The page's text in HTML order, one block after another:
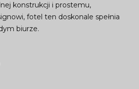
konstrukcji i prostemu,
fotel ten doskonale spełnia
biurze.